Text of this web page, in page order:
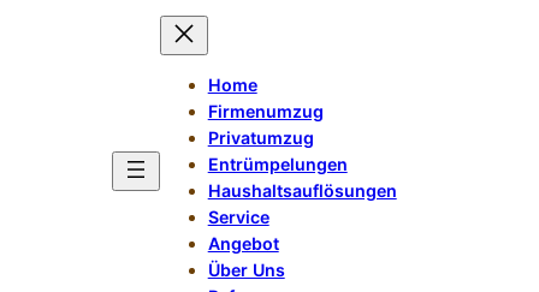
Home
Firmenumzug
Privatumzug
Entrümpelungen
Haushaltsauflösungen
Service
Angebot
Über Uns